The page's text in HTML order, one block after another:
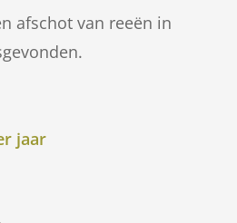
afschot van reeën in
jaar